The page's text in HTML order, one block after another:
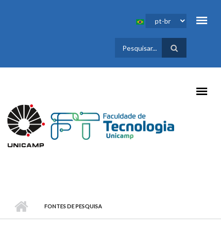
FORMULÁRIO
DE BUSCA
FONTES DE PESQUISA